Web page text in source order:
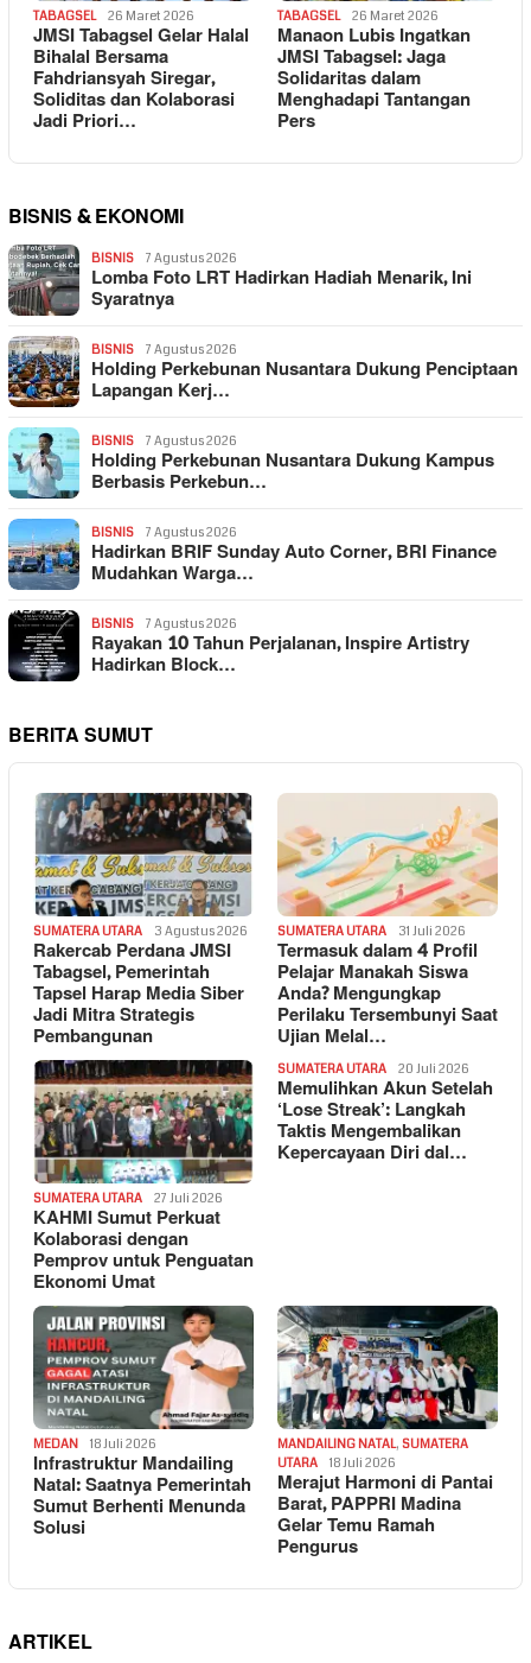
TABAGSEL 26 Maret 2026
JMSI Tabagsel Gelar Halal
Bihalal Bersama
Fahdriansyah Siregar,
Soliditas dan Kolaborasi
Jadi Priori…
TABAGSEL 26 Maret 2026
Manaon Lubis Ingatkan
JMSI Tabagsel: Jaga
Solidaritas dalam
Menghadapi Tantangan
Pers
BISNIS & EKONOMI
BISNIS 7 Agustus 2026
Lomba Foto LRT Hadirkan Hadiah Menarik, Ini
Syaratnya
BISNIS 7 Agustus 2026
Holding Perkebunan Nusantara Dukung Penciptaan
Lapangan Kerj…
BISNIS 7 Agustus 2026
Holding Perkebunan Nusantara Dukung Kampus
Berbasis Perkebun…
BISNIS 7 Agustus 2026
Hadirkan BRIF Sunday Auto Corner, BRI Finance
Mudahkan Warga…
BISNIS 7 Agustus 2026
Rayakan 10 Tahun Perjalanan, Inspire Artistry
Hadirkan Block…
BERITA SUMUT
SUMATERA UTARA 3 Agustus 2026
Rakercab Perdana JMSI
Tabagsel, Pemerintah
Tapsel Harap Media Siber
Jadi Mitra Strategis
Pembangunan
SUMATERA UTARA 31 Juli 2026
Termasuk dalam 4 Profil
Pelajar Manakah Siswa
Anda? Mengungkap
Perilaku Tersembunyi Saat
Ujian Melal…
SUMATERA UTARA 27 Juli 2026
KAHMI Sumut Perkuat
Kolaborasi dengan
Pemprov untuk Penguatan
Ekonomi Umat
SUMATERA UTARA 20 Juli 2026
Memulihkan Akun Setelah
‘Lose Streak’: Langkah
Taktis Mengembalikan
Kepercayaan Diri dal…
MEDAN 18 Juli 2026
Infrastruktur Mandailing
Natal: Saatnya Pemerintah
Sumut Berhenti Menunda
Solusi
MANDAILING NATAL, SUMATERA
UTARA
18 Juli 2026
Merajut Harmoni di Pantai
Barat, PAPPRI Madina
Gelar Temu Ramah
Pengurus
ARTIKEL